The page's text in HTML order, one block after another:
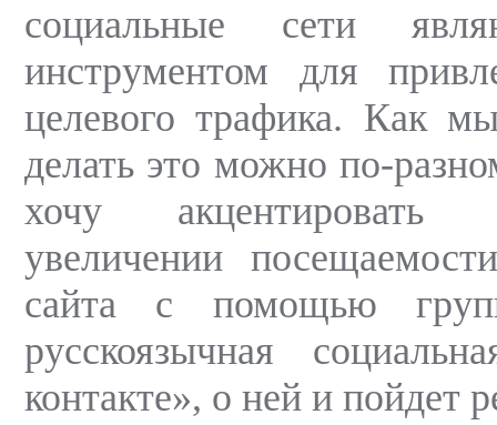
социальные сети
инструментом для
целевого трафика. Как
делать это можно по-
хочу
увеличении
сайта с помощью
русскоязычная
контакте», о ней и пойдет